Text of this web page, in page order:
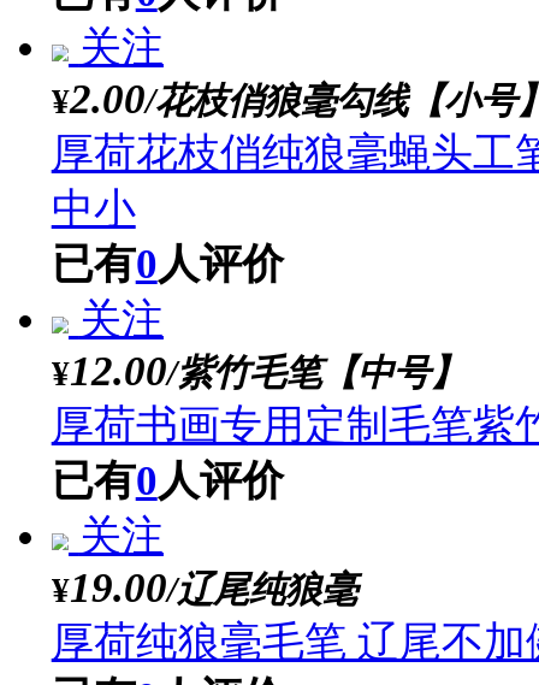
关注
¥14.00/狼毫大提斗
厚荷斗笔特大号毛笔
大毛笔羊毫大提斗专
已有0人评价
关注
¥7.00/精品白云兼毫
厚荷毛笔狼毫兼毫学
已有0
关注
¥2.00/花枝俏狼毫勾线【